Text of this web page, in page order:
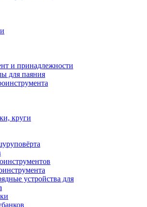
и принадлежности
для паяния
круги
устройства для